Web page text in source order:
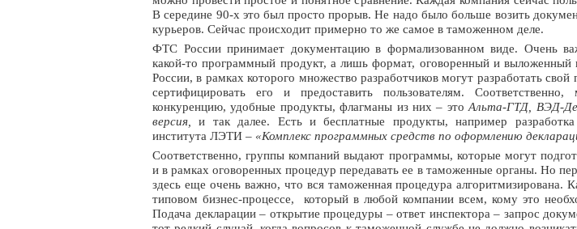
В середине 90-х это был просто прорыв. Не надо было больше возить
курьеров. Сейчас происходит примерно то же самое в таможенном деле.
ФТС России принимает документацию в формализованном виде. Очень
какой-то программный продукт, а лишь формат, оговоренный и
России, в рамках которого множество разработчиков могут разработать
сертифицировать его и предоставить пользователям.
конкуренцию, удобные продукты, флагманы из них – это Альта-ГТД, ВЭД-
версия,и так далее. Есть и бесплатные продукты, например разработка
института ЛЭТИ – «Комплекс программных средств по оформлению
Соответственно, группы компаний выдают программы, которые могут
и в рамках оговоренных процедур передавать ее в таможенные органы. Но
здесь еще очень важно, что вся таможенная процедура алгоритмизирована.
типовом бизнес-процессе, который в любой компании всем, кому это
Подача декларации – открытие процедуры – ответ инспектора – запрос